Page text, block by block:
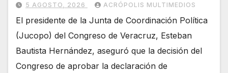
5 AGOSTO, 2026 ACRÓPOLIS MULTIMEDIOS
El presidente de la Junta de Coordinación Política
(Jucopo) del Congreso de Veracruz, Esteban
Bautista Hernández, aseguró que la decisión del
Congreso de aprobar la declaración de